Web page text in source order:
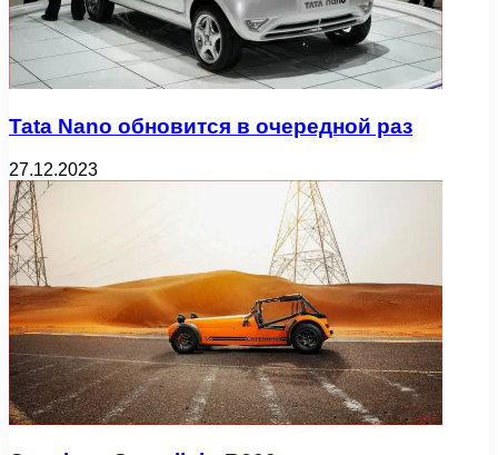
Tata Nano обновится в очередной раз
27.12.2023